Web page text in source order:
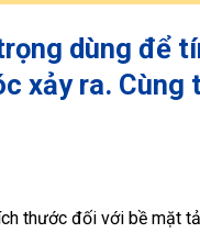
dùng để
xảy ra.
thước đối với bề mặt